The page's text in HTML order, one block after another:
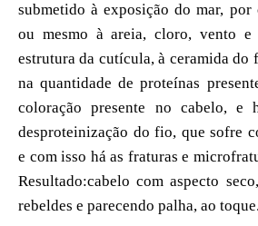
submetido à exposição do mar,
ou mesmo à areia, cloro, vento
estrutura da cutícula, à ceramida do
na quantidade de proteínas
coloração presente no cabelo, e
desproteinização do fio, que sofre
e com isso há as fraturas e
Resultado:cabelo com aspecto
rebeldes e parecendo palha, ao toque.